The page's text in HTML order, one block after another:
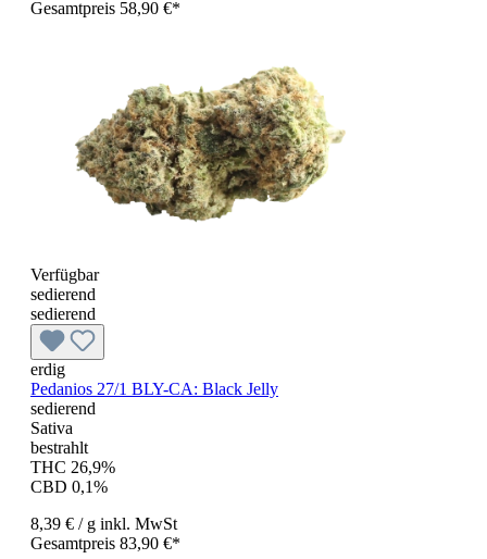
Gesamtpreis 58,90 €*
Verfügbar
sedierend
sedierend
erdig
Pedanios 27/1 BLY-CA: Black Jelly
sedierend
Sativa
bestrahlt
THC 26,9%
CBD 0,1%
8,39 € / g inkl. MwSt
Gesamtpreis 83,90 €*